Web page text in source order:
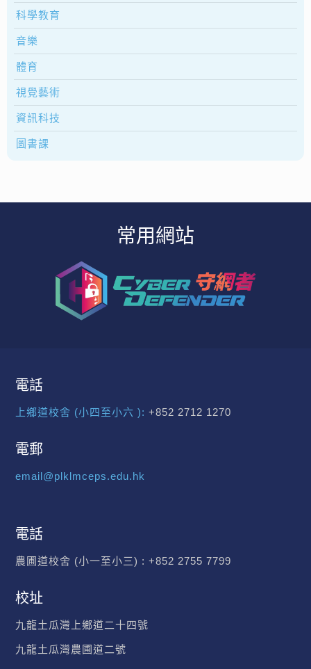
科學教育
音樂
體育
視覺藝術
資訊科技
圖書課
常用網站
電話
上鄉道校舍 (小四至小六 ): +852 2712 1270
電郵
email@plklmceps.edu.hk
電話
農圃道校舍 (小一至小三) : +852 2755 7799
校址
九龍土瓜灣上鄉道二十四號
九龍土瓜灣農圃道二號